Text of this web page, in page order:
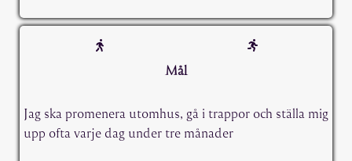
Mål
Jag ska promenera utomhus, gå i trappor och ställa mig
upp ofta varje dag under tre månader